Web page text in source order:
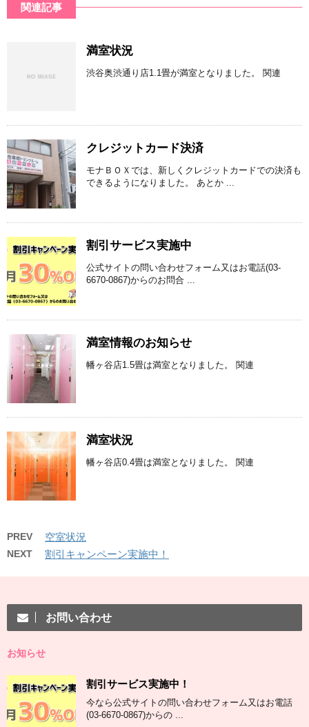
関連記事
満室状況
渋谷奥渋通り店1.1畳が満室となりました。 関連
クレジットカード決済
モナＢＯＸでは、新しくクレジットカードでの決済も
できるようになりました。 あとか ...
割引サービス実施中
公式サイトの問い合わせフォーム又はお電話(03-
6670-0867)からのお問合 ...
満室情報のお知らせ
幡ヶ谷店1.5畳は満室となりました。 関連
満室状況
幡ヶ谷店0.4畳は満室となりました。 関連
PREV 空室状況
NEXT 割引キャンペーン実施中！
お問い合わせ
お知らせ
割引サービス実施中！
今なら公式サイトの問い合わせフォーム又はお電話
(03-6670-0867)からの ...